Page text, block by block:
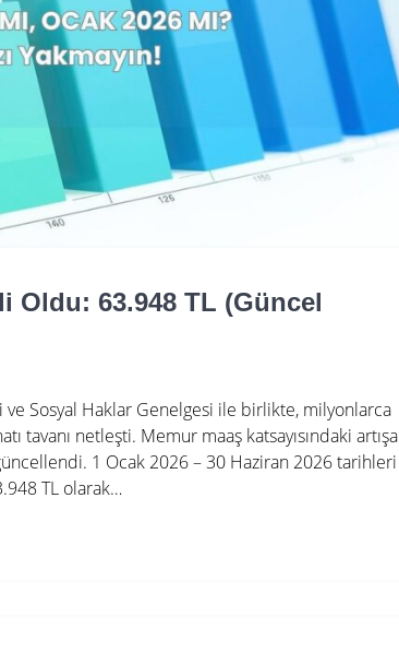
Oldu: 63.948 TL (Güncel
ve Sosyal Haklar Genelgesi ile birlikte, milyonlarca
tavanı netleşti. Memur maaş katsayısındaki artışa
1 Ocak 2026 – 30 Haziran 2026 tarihleri
TL olarak…